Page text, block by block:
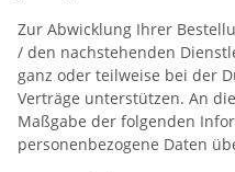
Zur Abwicklung Ihrer
/ den nachstehenden
ganz oder teilweise bei der
Verträge unterstützen. An
Maßgabe der folgenden
personenbezogene Daten